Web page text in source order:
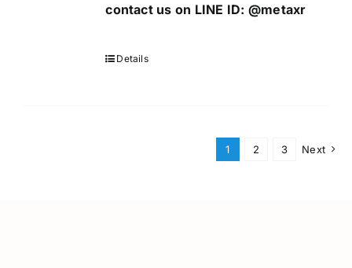
contact us on LINE ID: @metaxr
Details
1 2 3 Next